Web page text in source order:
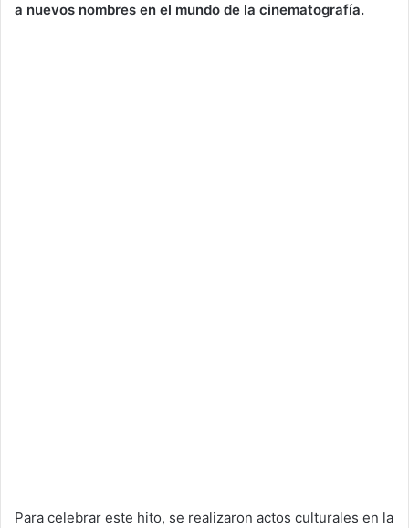
a nuevos nombres en el mundo de la cinematografía.
Para celebrar este hito, se realizaron actos culturales en la